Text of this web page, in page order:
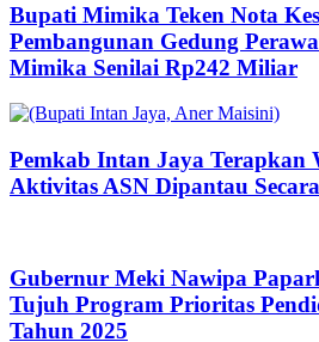
Bupati Mimika Teken Nota
Pembangunan Gedung
Mimika Senilai Rp242 Miliar
Pemkab Intan Jaya Terapkan
Aktivitas ASN Dipantau
Gubernur Meki Nawipa
Tujuh Program Prioritas
Tahun 2025